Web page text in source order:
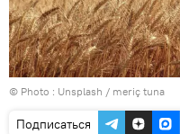
© Photo : Unsplash / meriç tuna
Подписаться